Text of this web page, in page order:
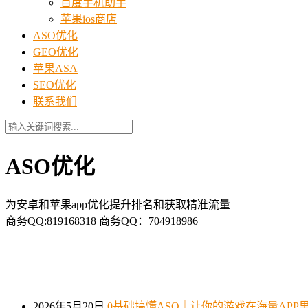
百度手机助手
苹果ios商店
ASO优化
GEO优化
苹果ASA
SEO优化
联系我们
ASO优化
为安卓和苹果app优化提升排名和获取精准流量
商务QQ:819168318 商务QQ：704918986